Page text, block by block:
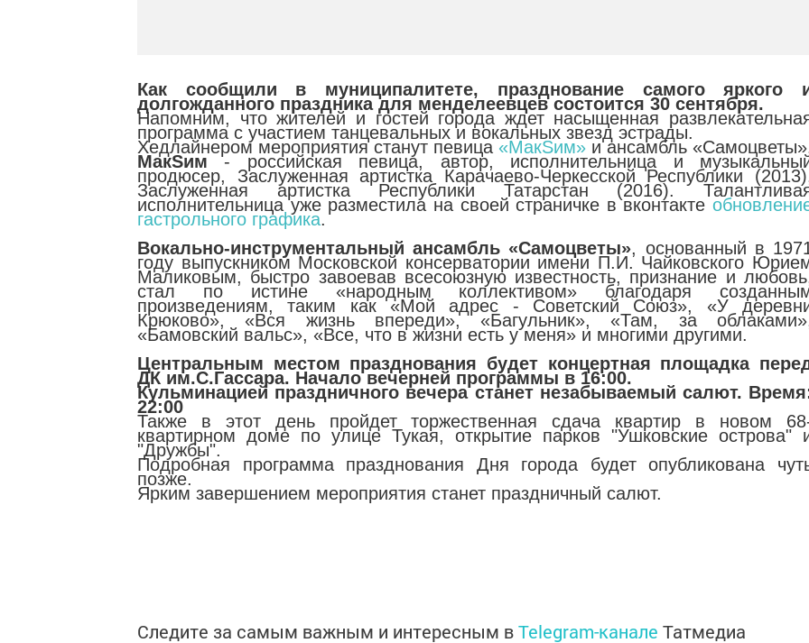
Как сообщили в муниципалитете, празднование самого яркого
долгожданного праздника для менделеевцев состоится 30 сентября.
Напомним, что жителей и гостей города ждет насыщенная
программа с участием танцевальных и вокальных звезд эстрады.
Хедлайнером мероприятия станут певица «МакSим» и ансамбль
МакSим - российская певица, автор, исполнительница и
продюсер, Заслуженная артистка Карачаево-Черкесской Республики
Заслуженная артистка Республики Татарстан (2016).
исполнительница уже разместила на своей страничке в вконтакте
гастрольного графика.
Вокально-инструментальный ансамбль «Самоцветы», основанный в
году выпускником Московской консерватории имени П.И. Чайковского
Маликовым, быстро завоевав всесоюзную известность, признание и
стал по истине «народным коллективом» благодаря
произведениям, таким как «Мой адрес - Советский Союз», «У
Крюково», «Вся жизнь впереди», «Багульник», «Там, за
«Бамовский вальс», «Все, что в жизни есть у меня» и многими другими.
Центральным местом празднования будет концертная площадка
ДК им.С.Гассара. Начало вечерней программы в 16:00.
Кульминацией праздничного вечера станет незабываемый салют.
22:00
Также в этот день пройдет торжественная сдача квартир в новом
квартирном доме по улице Тукая, открытие парков "Ушковские острова"
"Дружбы".
Подробная программа празднования Дня города будет опубликована
позже.
Ярким завершением мероприятия станет праздничный салют.
Следите за самым важным и интересным вTelegram-канале Татмедиа